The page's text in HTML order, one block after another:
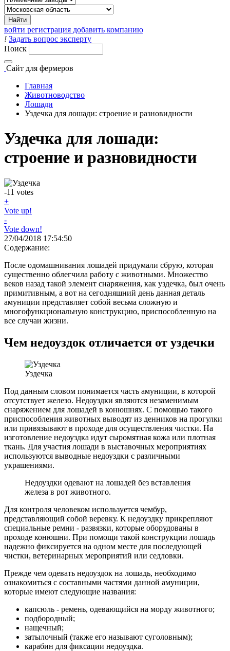
войти регистрация добавить компанию
! Задать вопрос эксперту
Поиск
Сайт для фермеров
Главная
Животноводство
Лошади
Уздечка для лошади: строение и разновидности
Уздечка для лошади:
строение и разновидности
-11 votes
+
Vote up!
-
Vote down!
27/04/2018 17:54:50
Содержание:
После одомашнивания лошадей придумали сбрую, которая
существенно облегчила работу с животными. Множество
веков назад такой элемент снаряжения, как уздечка, был очень
примитивным, а вот на сегодняшний день данная деталь
амуниции представляет собой весьма сложную и
многофункциональную конструкцию, приспособленную на
все случаи жизни.
Чем недоуздок отличается от уздечки
Уздечка
Под данным словом понимается часть амуниции, в которой
отсутствует железо. Недоуздки являются незаменимым
снаряжением для лошадей в конюшнях. С помощью такого
приспособления животных выводят из денников на прогулки
или привязывают в проходе для осуществления чистки. На
изготовление недоуздка идут сыромятная кожа или плотная
ткань. Для участия лошади в выставочных мероприятиях
используются выводные недоуздки с различными
украшениями.
Недоуздки одевают на лошадей без вставления
железа в рот животного.
Для контроля человеком используется чембур,
представляющий собой веревку. К недоуздку прикрепляют
специальные ремни - развязки, которые оборудованы в
проходе конюшни. При помощи такой конструкции лошадь
надежно фиксируется на одном месте для последующей
чистки, ветеринарных мероприятий или седловки.
Прежде чем одевать недоуздок на лошадь, необходимо
ознакомиться с составными частями данной амуниции,
которые имеют следующие названия:
капсюль - ремень, одевающийся на морду животного;
подбородный;
нащечный;
затылочный (также его называют суголовным);
карабин для фиксации недоуздка.